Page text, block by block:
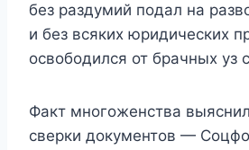
без раздумий подал на
и без всяких юридических
освободился от брачных уз
Факт многоженства
сверки документов —